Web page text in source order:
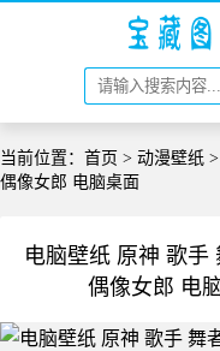
当前位置： 首页 > 动漫壁纸
偶像女郎 电脑桌面
电脑壁纸 原神 歌手
偶像女郎 电